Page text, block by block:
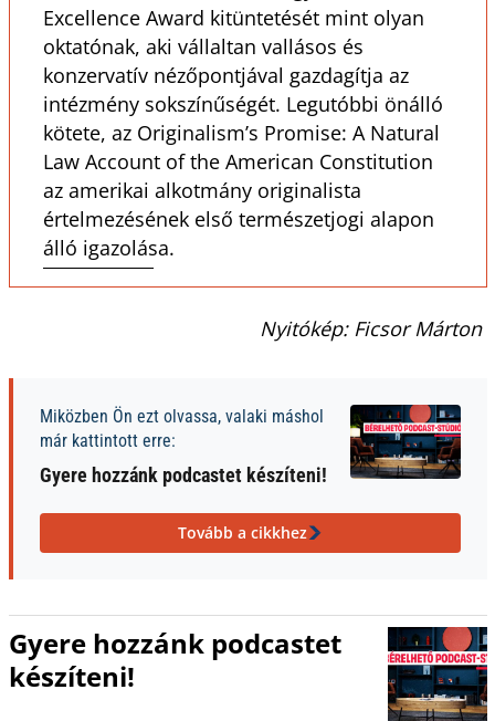
Excellence Award kitüntetését mint olyan
oktatónak, aki vállaltan vallásos és
konzervatív nézőpontjával gazdagítja az
intézmény sokszínűségét. Legutóbbi önálló
kötete, az Originalism’s Promise: A Natural
Law Account of the American Constitution
az amerikai alkotmány originalista
értelmezésének első természetjogi alapon
álló igazolása.
Nyitókép: Ficsor Márton
Miközben Ön ezt olvassa, valaki máshol
már kattintott erre:
Gyere hozzánk podcastet készíteni!
Tovább a cikkhez
Gyere hozzánk podcastet
készíteni!